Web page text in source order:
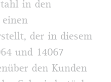
in den
der in diesem
und 14067
den Kunden